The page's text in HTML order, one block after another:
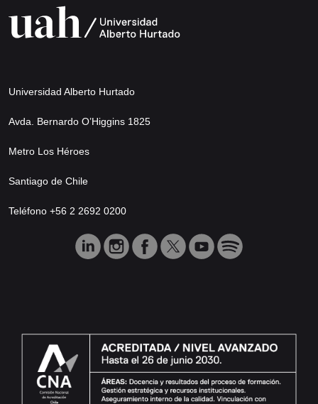
Universidad Alberto Hurtado
Avda. Bernardo O’Higgins 1825
Metro Los Héroes
Santiago de Chile
Teléfono +56 2 2692 0200